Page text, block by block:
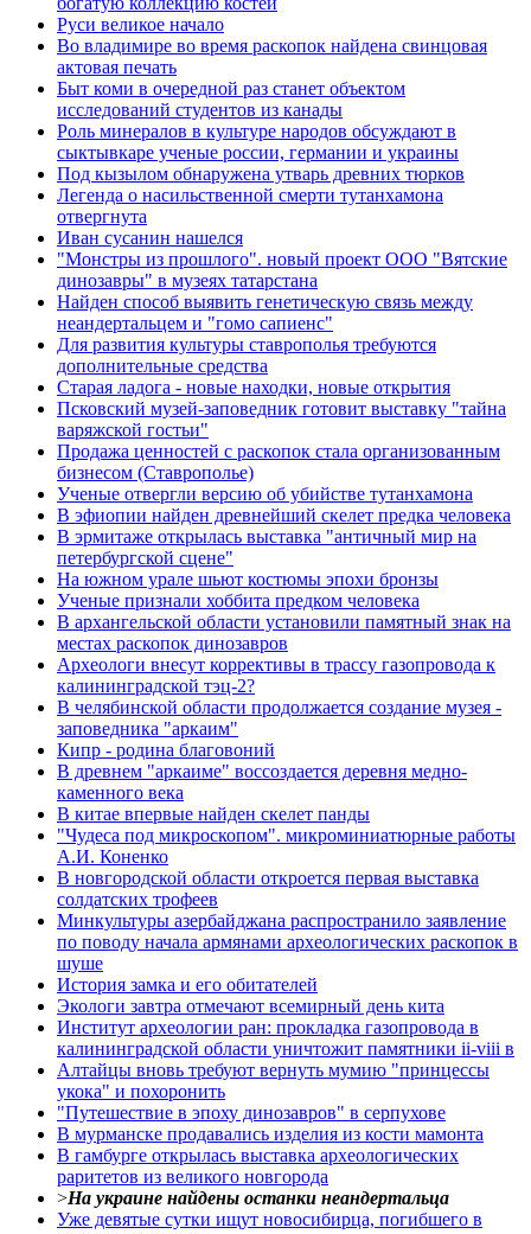
Руси великое начало
Во владимире во время раскопок найдена свинцовая
актовая печать
Быт коми в очередной раз станет объектом
исследований студентов из канады
Роль минералов в культуре народов обсуждают в
сыктывкаре ученые россии, германии и украины
Под кызылом обнаружена утварь древних тюрков
Легенда о насильственной смерти тутанхамона
отвергнута
Иван сусанин нашелся
"Монстры из прошлого". новый проект ООО "Вятские
динозавры" в музеях татарстана
Найден способ выявить генетическую связь между
неандертальцем и "гомо сапиенс"
Для развития культуры ставрополья требуются
дополнительные средства
Старая ладога - новые находки, новые открытия
Псковский музей-заповедник готовит выставку "тайна
варяжской гостьи"
Продажа ценностей с раскопок стала организованным
бизнесом (Ставрополье)
Ученые отвергли версию об убийстве тутанхамона
В эфиопии найден древнейший скелет предка человека
В эрмитаже открылась выставка "античный мир на
петербургской сцене"
На южном урале шьют костюмы эпохи бронзы
Ученые признали хоббита предком человека
В архангельской области установили памятный знак на
местах раскопок динозавров
Археологи внесут коррективы в трассу газопровода к
калининградской тэц-2?
В челябинской области продолжается создание музея -
заповедника "аркаим"
Кипр - родина благовоний
В древнем "аркаиме" воссоздается деревня медно-
каменного века
В китае впервые найден скелет панды
"Чудеса под микроскопом". микроминиатюрные работы
А.И. Коненко
В новгородской области откроется первая выставка
солдатских трофеев
Минкультуры азеpбайджана распространило заявление
по поводу начала аpмянами археологических раскопок в
шуше
История замка и его обитателей
Экологи завтра отмечают всемирный день кита
Институт археологии ран: прокладка газопровода в
калининградской области уничтожит памятники ii-viii в
Алтайцы вновь требуют вернуть мумию "принцессы
укока" и похоронить
"Путешествие в эпоху динозавров" в серпухове
В мурманске продавались изделия из кости мамонта
В гамбурге открылась выставка археологических
раритетов из великого новгорода
>На украине найдены останки неандертальца
Уже девятые сутки ищут новосибирца, погибшего в